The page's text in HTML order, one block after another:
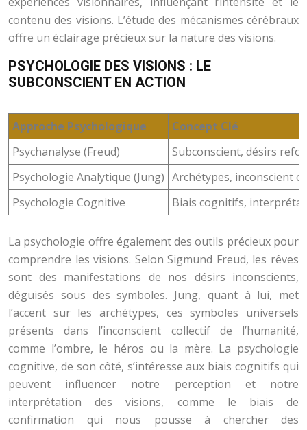
contenu des visions. L’étude des mécanismes cérébraux
offre un éclairage précieux sur la nature des visions.
PSYCHOLOGIE DES VISIONS : LE
SUBCONSCIENT EN ACTION
Approche Psychologique
Concept Clé
Psychanalyse (Freud)
Subconscient, désirs
Psychologie Analytique (Jung) Archétypes, inconscient
Psychologie Cognitive
Biais cognitifs,
La psychologie offre également des outils précieux pour
comprendre les visions. Selon Sigmund Freud, les rêves
sont des manifestations de nos désirs inconscients,
déguisés sous des symboles. Jung, quant à lui, met
l’accent sur les archétypes, ces symboles universels
présents dans l’inconscient collectif de l’humanité,
comme l’ombre, le héros ou la mère. La psychologie
cognitive, de son côté, s’intéresse aux biais cognitifs qui
peuvent influencer notre perception et notre
interprétation des visions, comme le biais de
confirmation qui nous pousse à chercher des